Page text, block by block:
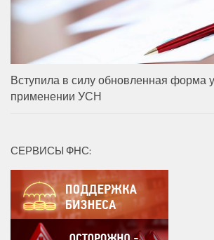
Вступила в силу обновленная форма
применении УСН
СЕРВИСЫ ФНС: